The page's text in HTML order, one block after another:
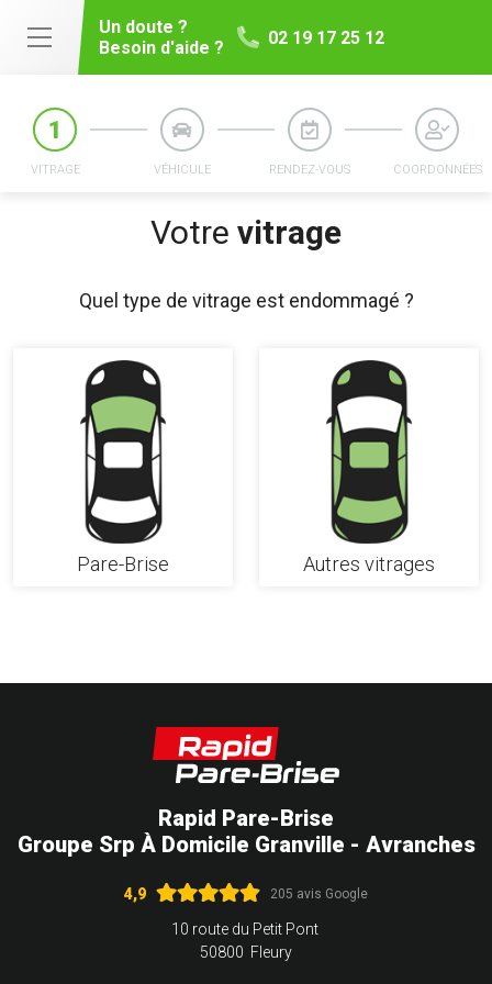
Un doute ?
Besoin d'aide ?
02 19 17 25 12
Votre vitrage
VITRAGE VÉHICULE RENDEZ-VOUS COORDONNÉES
Quel type de vitrage est endommagé ?
Pare-Brise Autres vitrages
Rapid Pare-Brise
Groupe Srp À Domicile Granville - Avranches
4,9 205 avis Google
10 route du Petit Pont
50800 Fleury